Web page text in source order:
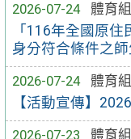
2026-07-24
體育組
「116年全國原
身分符合條件之
2026-07-24
體育組
【活動宣傳】
2026-07-23
體育組